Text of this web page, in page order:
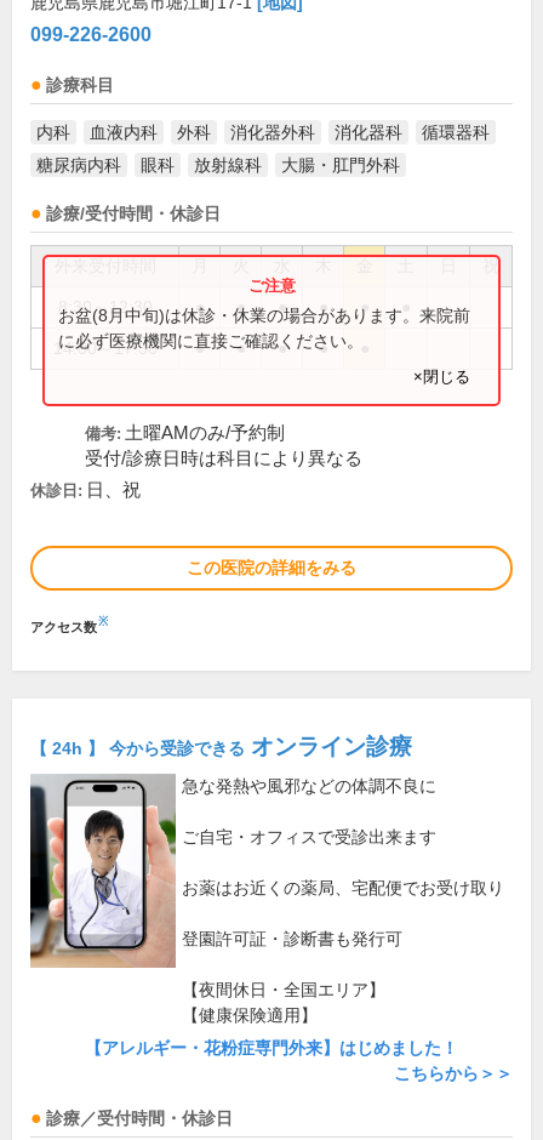
099-226-2600
診療科目
内科 血液内科 外科 消化器外科 消化器科
循環器科
糖尿病内科
眼科 放射線科 大腸・肛門外科
診療/受付時間・休診日
祝
8:30～12:30 ● ● ● ● ●
14:00～17:30 ● ● ● ●
お盆(8月中旬)は休診・休業の場合があります。来院前
に必ず医療機関に直接ご確認ください。
×閉じる
備考: 土曜AMのみ/予約制
受付/診療日時は科目により異なる
休診日: 日、祝
この医院の詳細をみる
アクセス数※
【 24h 】 今から受診できる オンライン診療
急な発熱や風邪などの体調不良に
ご自宅・オフィスで受診出来ます
お薬はお近くの薬局、宅配便でお受け取り
登園許可証・診断書も発行可
【夜間休日・全国エリア】
【健康保険適用】
【アレルギー・花粉症専門外来】はじめました！
こちらから＞＞
診療／受付時間・休診日